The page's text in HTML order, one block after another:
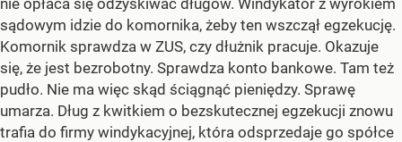
sądowym idzie do komornika, żeby ten wszczął egzekucję.
Komornik sprawdza w ZUS, czy dłużnik pracuje. Okazuje
się, że jest bezrobotny. Sprawdza konto bankowe. Tam też
pudło. Nie ma więc skąd ściągnąć pieniędzy. Sprawę
umarza. Dług z kwitkiem o bezskutecznej egzekucji znowu
trafia do firmy windykacyjnej, która odsprzedaje go spółce